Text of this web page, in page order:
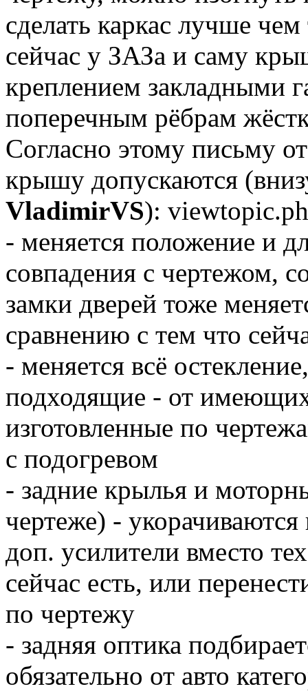
сделать каркас лучше
сейчас у ЗАЗа и саму
креплением закладными
поперечным рёбрам
Согласно этому письму
крышу допускаются
VladimirVS):
- меняется положение и
совпадения с чертежом,
замки дверей тоже
сравнению с тем что
- меняется всё
подходящие - от
изготовленные по
с подогревом
- задние крылья и
чертеже) -
доп. усилители вместо
сейчас есть, или
по чертежу
- задняя оптика
обязательно от авто